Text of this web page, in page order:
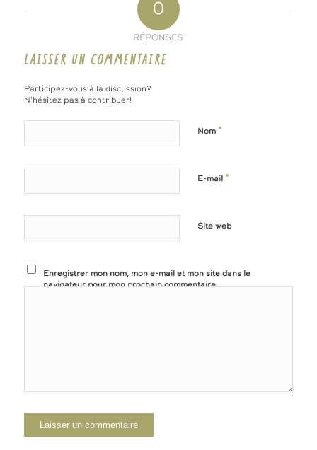
0
RÉPONSES
LAISSER UN COMMENTAIRE
Participez-vous à la discussion?
N'hésitez pas à contribuer!
Nom *
E-mail *
Site web
Enregistrer mon nom, mon e-mail et mon site dans le
navigateur pour mon prochain commentaire.